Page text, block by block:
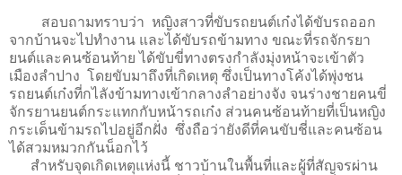
สอบถามทราบว่า หญิงสาวที่ขับรถยนต์เก๋งได้ขับรถออก
จากบ้านจะไปทำงาน และได้ขับรถข้ามทาง ขณะที่รถจักรยา
ยนต์และคนซ้อนท้าย ได้ขับขี่ทางตรงกำลังมุ่งหน้าจะเข้าตัว
เมืองลำปาง โดยขับมาถึงที่เกิดเหตุ ซึ่งเป็นทางโค้งได้พุ่งชน
รถยนต์เก๋งที่กไลังข้ามทางเข้ากลางลำอย่างจัง จนร่างชายคนขี่
จักรยานยนต์กระแทกกับหน้ารถเก๋ง ส่วนคนซ้อนท้ายที่เป็นหญิง
กระเด็นข้ามรถไปอยู่อีกฝั่ง ซึ่งถือว่ายังดีที่คนขับชี่และคนซ้อน
ได้สวมหมวกกันน็อกไว้
สำหรับจุดเกิดเหตุแห่งนี้ ชาวบ้านในพื้นที่และผู้ที่สัญจรผ่าน